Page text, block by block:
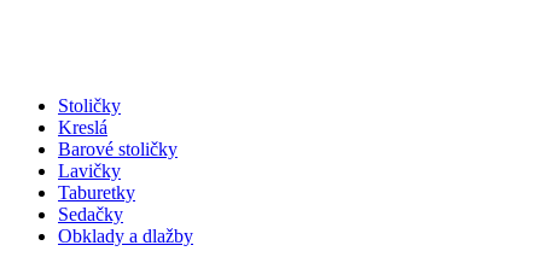
Stoličky
Kreslá
Barové stoličky
Lavičky
Taburetky
Sedačky
Obklady a dlažby